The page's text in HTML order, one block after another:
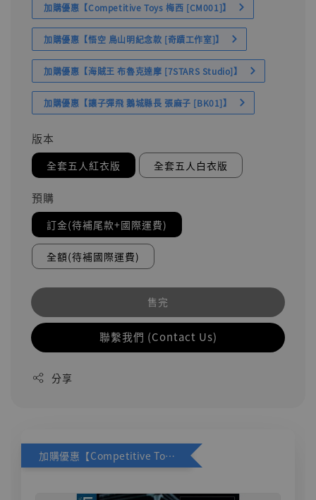
加購優惠【Competitive Toys 梅西 [CM001]】
加購優惠【悟空 鳥山明紀念款 [奇蹟工作室]】
加購優惠【海賊王 布魯克達摩 [7STARS Studio]】
加購優惠【讓子彈飛 鵝城縣長 張麻子 [BK01]】
版本
全套五人紅衣版 全套五人白衣版
預購
訂金(待補尾款+國際運費)
全額(待補國際運費)
售完
聯繫我們 (Contact Us)
分享
加購優惠【Competitive Toys 梅西 [CM001]】